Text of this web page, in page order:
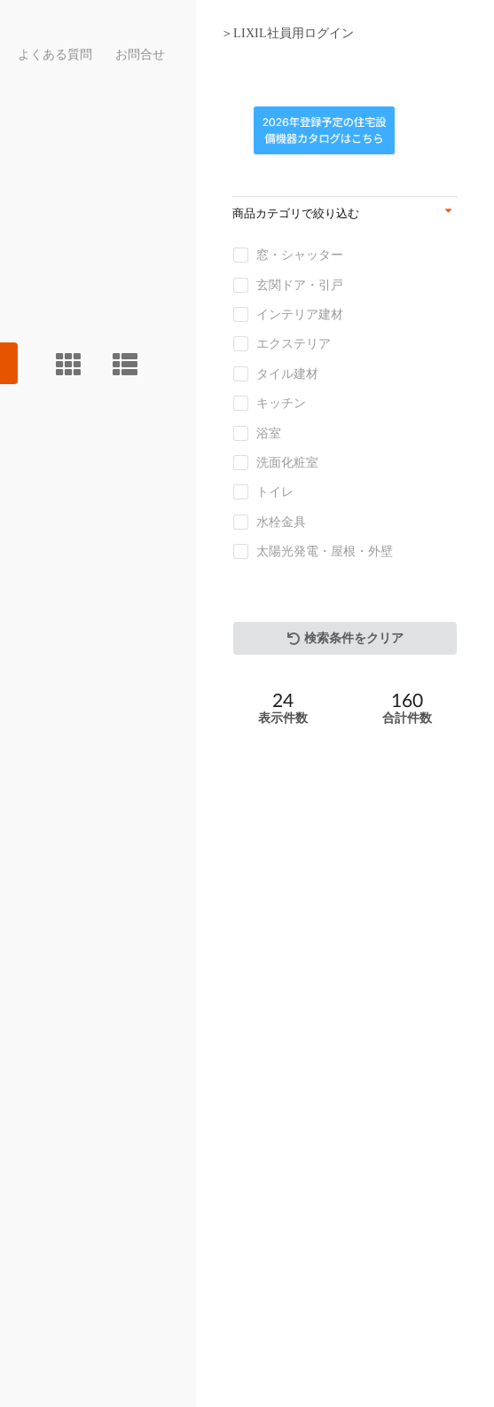
よくある質問 お問合せ
＞LIXIL社員用ログイン
商品カテゴリで絞り込む
窓・シャッター
玄関ドア・引戸
インテリア建材
エクステリア
タイル建材
キッチン
浴室
洗面化粧室
トイレ
水栓金具
太陽光発電・屋根・外壁
検索条件をクリア
24
表示件数
160
合計件数